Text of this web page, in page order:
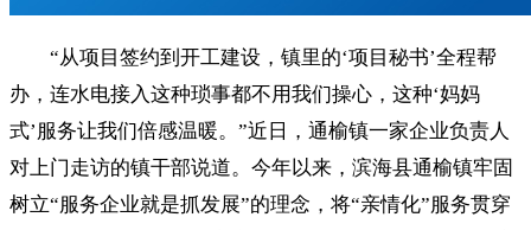
“从项目签约到开工建设，镇里的‘项目秘书’全程帮
办，连水电接入这种琐事都不用我们操心，这种‘妈妈
式’服务让我们倍感温暖。”近日，通榆镇一家企业负责人
对上门走访的镇干部说道。今年以来，滨海县通榆镇牢固
树立“服务企业就是抓发展”的理念，将“亲情化”服务贯穿